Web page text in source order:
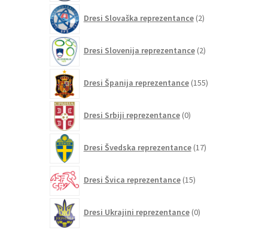
Dresi Slovaška reprezentance 2izdelka
Dresi Slovenija reprezentance 2izdelka
Dresi Španija reprezentance 155izdelkov
Dresi Srbiji reprezentance 0izdelkov
Dresi Švedska reprezentance 17izdelkov
Dresi Švica reprezentance 15izdelkov
Dresi Ukrajini reprezentance 0izdelkov